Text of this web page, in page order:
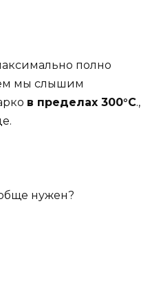
полно
мы слышим
в пределах 300°C.,